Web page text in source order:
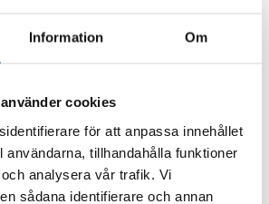
Information Om
cookies
för att anpassa innehållet
användarna, tillhandahålla funktioner
analysera vår trafik. Vi
sådana identifierare och annan